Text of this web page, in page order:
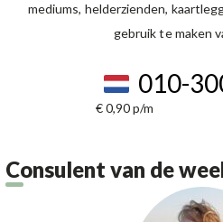
mediums, helderzienden,
gebruik te maken
010-
€ 0,90 p/m
Consulent van de